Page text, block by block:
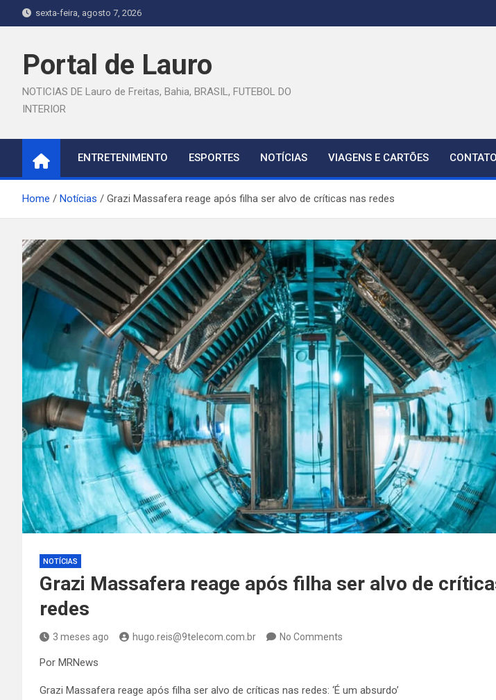
to
sexta-feira, agosto 7, 2026
Portal de Lauro
NOTICIAS DE Lauro de Freitas, Bahia, BRASIL, FUTEBOL DO
INTERIOR
ENTRETENIMENTO ESPORTES NOTÍCIAS VIAGENS E CARTÕES CONTATO
Home Notícias Grazi Massafera reage após filha ser alvo de críticas nas redes
NOTÍCIAS
Grazi Massafera reage após filha ser alvo de
redes
3 meses ago hugo.reis@9telecom.com.br No Comments
Por MRNews
Grazi Massafera reage após filha ser alvo de críticas nas redes: ‘É um absurdo’